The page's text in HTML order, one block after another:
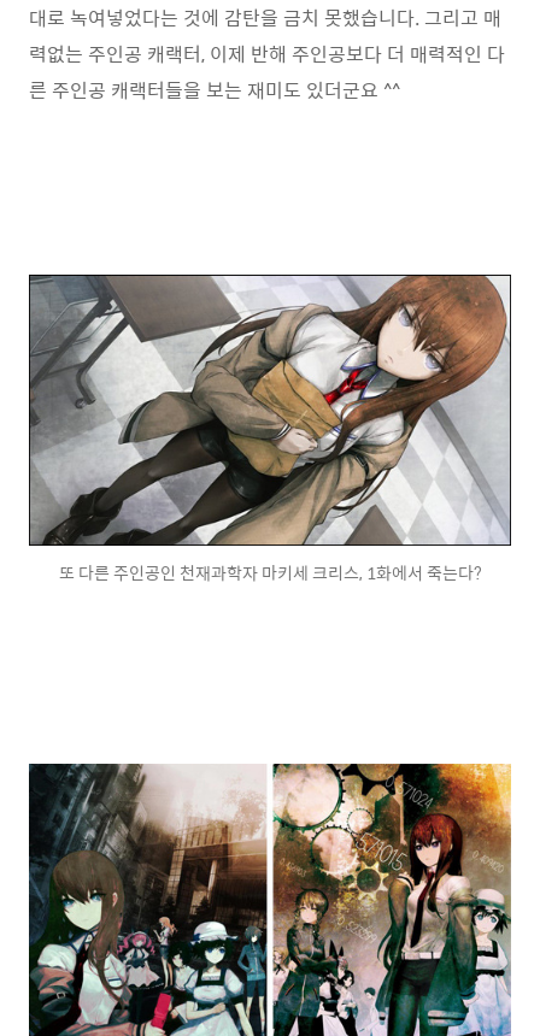
대로 녹여넣었다는 것에 감탄을 금치 못했습니다. 그리고 매
력없는 주인공 캐랙터, 이제 반해 주인공보다 더 매력적인 다
른 주인공 캐랙터들을 보는 재미도 있더군요 ^^
또 다른 주인공인 천재과학자 마키세 크리스, 1화에서 죽는다?